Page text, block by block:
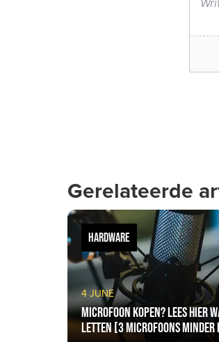
Gerelateerde
4 JUNE
Microfoon kopen? Lees hier
letten [3 microfoons minder
HARDWARE